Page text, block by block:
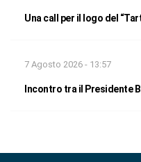
Una call per il logo del
7 Agosto 2026 - 13:57
Incontro tra il Presidente